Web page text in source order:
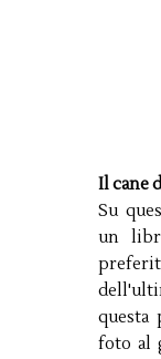
Il cane
Su
un
questa
foto al